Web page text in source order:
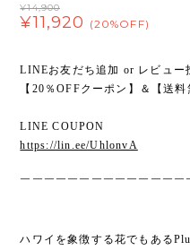
¥14,900
¥11,920 (20%OFF)
LINEお友だち追加 or レビュー
【20％OFFクーポン】＆【送
LINE COUPON
https://lin.ee/UhlonvA
￣￣￣￣￣￣￣￣￣￣￣￣￣￣
ハワイを象徴する花でもある